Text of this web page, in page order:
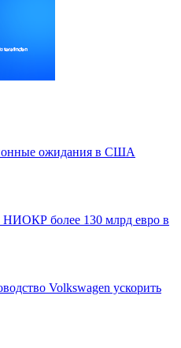
ожидания в США
более 130 млрд евро в
Volkswagen ускорить